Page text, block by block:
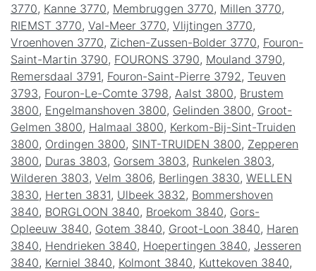
3770, Kanne 3770, Membruggen 3770, Millen 3770,
RIEMST 3770, Val-Meer 3770, Vlijtingen 3770,
Vroenhoven 3770, Zichen-Zussen-Bolder 3770, Fouron-
Saint-Martin 3790, FOURONS 3790, Mouland 3790,
Remersdaal 3791, Fouron-Saint-Pierre 3792 , Teuven
3793, Fouron-Le-Comte 3798, Aalst 3800, Brustem
3800, Engelmanshoven 3800, Gelinden 3800, Groot-
Gelmen 3800, Halmaal 3800, Kerkom-Bij-Sint-Truiden
3800, Ordingen 3800, SINT-TRUIDEN 3800, Zepperen
3800, Duras 3803, Gorsem 3803, Runkelen 3803,
Wilderen 3803, Velm 3806, Berlingen 3830, WELLEN
3830, Herten 3831, Ulbeek 3832 , Bommershoven
3840, BORGLOON 3840, Broekom 3840, Gors-
Opleeuw 3840, Gotem 3840, Groot-Loon 3840, Haren
3840, Hendrieken 3840, Hoepertingen 3840, Jesseren
3840, Kerniel 3840, Kolmont 3840, Kuttekoven 3840,